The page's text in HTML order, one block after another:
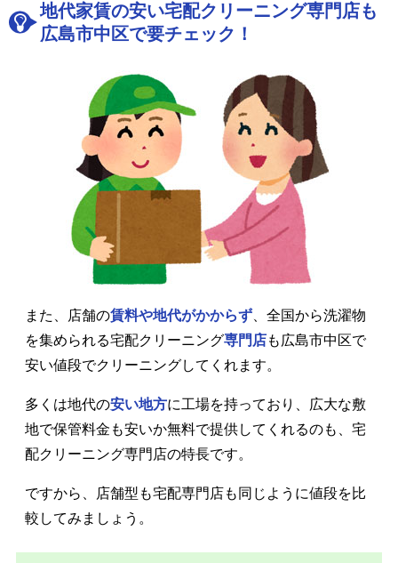
地代家賃の安い宅配クリーニング専門店も
広島市中区で要チェック！
また、店舗の賃料や地代がかからず 、全国から洗濯物
を集められる宅配クリーニング専門店も広島市中区で
安い値段でクリーニングしてくれます。
多くは地代の安い地方に工場を持っており、広大な敷
地で保管料金も安いか無料で提供してくれるのも、宅
配クリーニング専門店の特長です。
ですから、店舗型も宅配専門店も同じように値段を比
較してみましょう。